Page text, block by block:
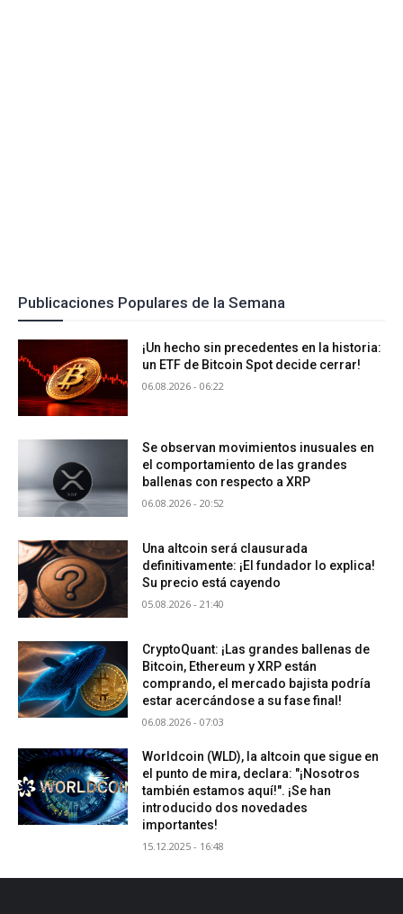
Publicaciones Populares de la Semana
¡Un hecho sin precedentes en la historia:
un ETF de Bitcoin Spot decide cerrar!
06.08.2026 - 06:22
Se observan movimientos inusuales en
el comportamiento de las grandes
ballenas con respecto a XRP
06.08.2026 - 20:52
Una altcoin será clausurada
definitivamente: ¡El fundador lo explica!
Su precio está cayendo
05.08.2026 - 21:40
CryptoQuant: ¡Las grandes ballenas de
Bitcoin, Ethereum y XRP están
comprando, el mercado bajista podría
estar acercándose a su fase final!
06.08.2026 - 07:03
Worldcoin (WLD), la altcoin que sigue en
el punto de mira, declara: "¡Nosotros
también estamos aquí!". ¡Se han
introducido dos novedades
importantes!
15.12.2025 - 16:48